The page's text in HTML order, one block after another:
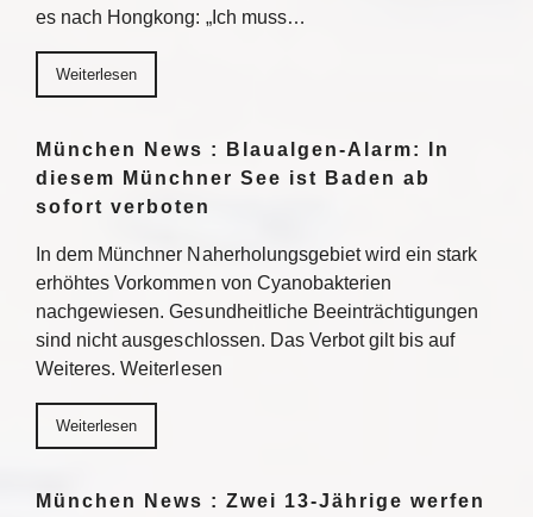
es nach Hongkong: „Ich muss…
Weiterlesen
München News : Blaualgen-Alarm: In
diesem Münchner See ist Baden ab
sofort verboten
In dem Münchner Naherholungsgebiet wird ein stark
erhöhtes Vorkommen von Cyanobakterien
nachgewiesen. Gesundheitliche Beeinträchtigungen
sind nicht ausgeschlossen. Das Verbot gilt bis auf
Weiteres. Weiterlesen
Weiterlesen
München News : Zwei 13-Jährige werfen